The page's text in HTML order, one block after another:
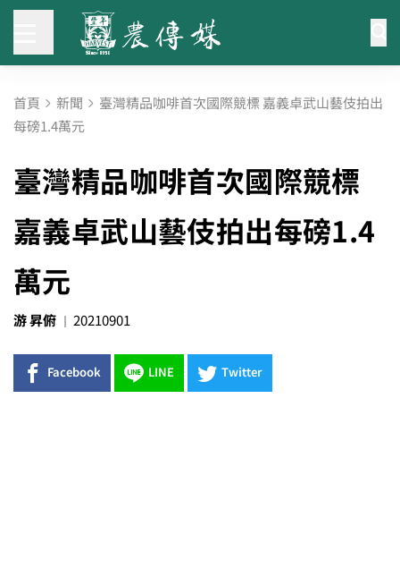
首頁 新聞 臺灣精品咖啡首次國際競標 嘉義卓武山藝伎拍出
每磅1.4萬元
臺灣精品咖啡首次國際競標
嘉義卓武山藝伎拍出每磅1.4
萬元
游 昇俯 20210901
Facebook LINE Twitter